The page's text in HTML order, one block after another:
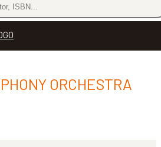
ORCHESTRA